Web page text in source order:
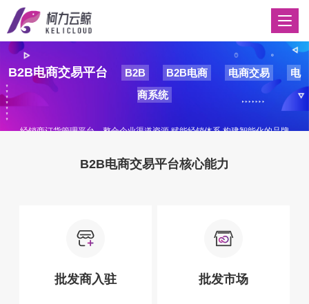
B2B电商交易平台 B2B B2B电商 电商交易
电
商系统
经销商订货管理平台，整合企业渠道资源,赋能经销体系,构建智能化的品牌
系统演示 了解详情
B2B电商交易平台核心能力
批发商入驻 批发市场